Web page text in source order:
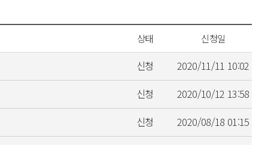
상태
신청일
신청 2020/11/11 10:02
신청 2020/10/12 13:58
신청 2020/08/18 01:15